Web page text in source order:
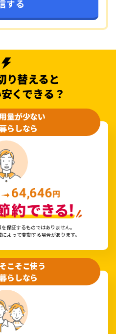
り替えると
くできる？
量が少ない
らしなら
保証するものではありません。
よって変動する場合があります。
こそこ使う
らしなら